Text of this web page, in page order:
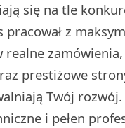
się na tle
z
prestiżowe
Twój
i pełen